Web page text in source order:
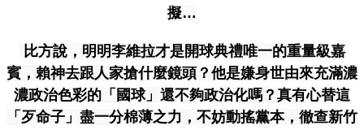
擬…
比方說，明明李維拉才是開球典禮唯一的重量級嘉
賓，賴神去跟人家搶什麼鏡頭？他是嫌身世由來充滿濃
濃政治色彩的「國球」還不夠政治化嗎？真有心替這
「歹命子」盡一分棉薄之力，不妨動搖黨本，徹查新竹